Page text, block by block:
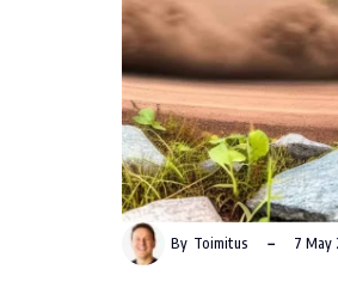
By Toimitus 7 May